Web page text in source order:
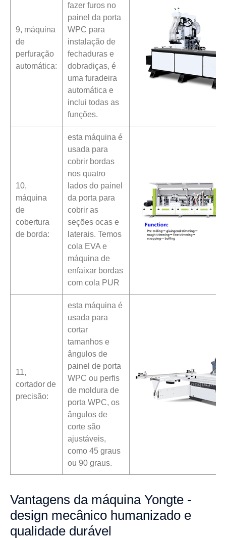
9, máquina
de
perfuração
automática:
fazer furos no
painel da porta
WPC para
instalação de
fechaduras e
dobradiças, é
uma furadeira
automática e
inclui todas as
funções.
10,
máquina
de
cobertura
de borda:
esta máquina é
usada para
cobrir bordas
nos quatro
lados do painel
da porta para
cobrir as
seções ocas e
laterais. Temos
cola EVA e
máquina de
enfaixar bordas
com cola PUR
11,
cortador de
precisão:
esta máquina é
usada para
cortar
tamanhos e
ângulos de
painel de porta
WPC ou perfis
de moldura de
porta WPC, os
ângulos de
corte são
ajustáveis,
como 45 graus
ou 90 graus.
Vantagens da máquina Yongte -
design mecânico humanizado e
qualidade durável